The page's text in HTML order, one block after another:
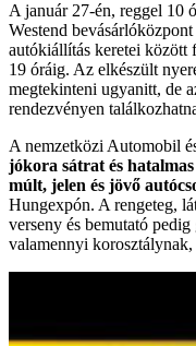
A január 27-én, reggel 10
Westend
autókiállítás keretei között
19 óráig. Az elkészült
megtekinteni ugyanitt, de
rendezvényen
A nemzetközi Automobil
jókora sátrat és
múlt, jelen és jövő
Hungexpón. A rengeteg,
verseny és bemutató
valamennyi